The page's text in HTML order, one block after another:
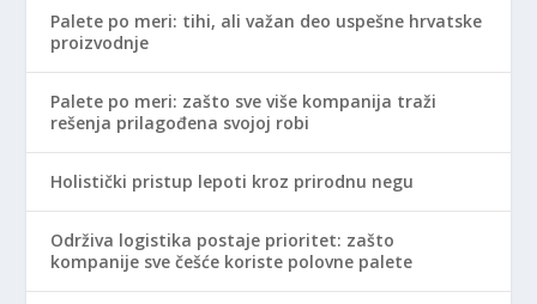
Palete po meri: tihi, ali važan deo uspešne hrvatske
proizvodnje
Palete po meri: zašto sve više kompanija traži
rešenja prilagođena svojoj robi
Holistički pristup lepoti kroz prirodnu negu
Održiva logistika postaje prioritet: zašto
kompanije sve češće koriste polovne palete